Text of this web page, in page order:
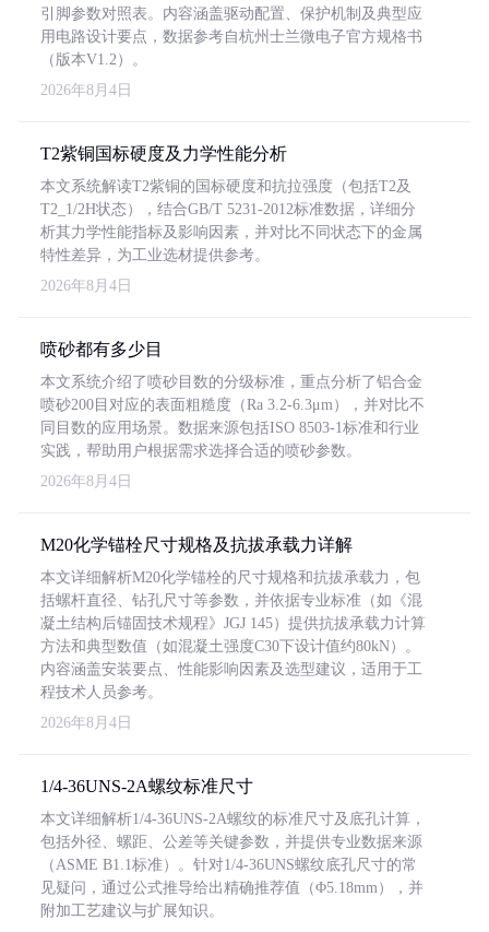
引脚参数对照表。内容涵盖驱动配置、保护机制及典型应
用电路设计要点，数据参考自杭州士兰微电子官方规格书
（版本V1.2）。
2026年8月4日
T2紫铜国标硬度及力学性能分析
本文系统解读T2紫铜的国标硬度和抗拉强度（包括T2及
T2_1/2H状态），结合GB/T 5231-2012标准数据，详细分
析其力学性能指标及影响因素，并对比不同状态下的金属
特性差异，为工业选材提供参考。
2026年8月4日
喷砂都有多少目
本文系统介绍了喷砂目数的分级标准，重点分析了铝合金
喷砂200目对应的表面粗糙度（Ra 3.2-6.3μm），并对比不
同目数的应用场景。数据来源包括ISO 8503-1标准和行业
实践，帮助用户根据需求选择合适的喷砂参数。
2026年8月4日
M20化学锚栓尺寸规格及抗拔承载力详解
本文详细解析M20化学锚栓的尺寸规格和抗拔承载力，包
括螺杆直径、钻孔尺寸等参数，并依据专业标准（如《混
凝土结构后锚固技术规程》JGJ 145）提供抗拔承载力计算
方法和典型数值（如混凝土强度C30下设计值约80kN）。
内容涵盖安装要点、性能影响因素及选型建议，适用于工
程技术人员参考。
2026年8月4日
1/4-36UNS-2A螺纹标准尺寸
本文详细解析1/4-36UNS-2A螺纹的标准尺寸及底孔计算，
包括外径、螺距、公差等关键参数，并提供专业数据来源
（ASME B1.1标准）。针对1/4-36UNS螺纹底孔尺寸的常
见疑问，通过公式推导给出精确推荐值（Φ5.18mm），并
附加工艺建议与扩展知识。